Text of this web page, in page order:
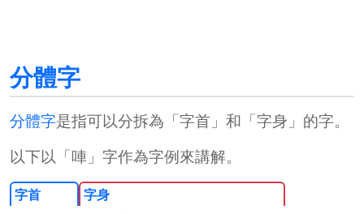
分體字
分體字是指可以分拆為「字首」和「字身」的字。
以下以「 唓 」字作為字例來講解。
字首 字身